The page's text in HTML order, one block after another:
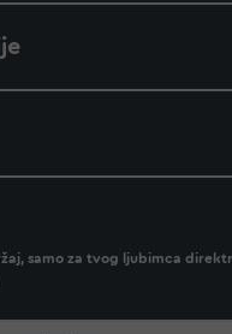
samo za tvog ljubimca